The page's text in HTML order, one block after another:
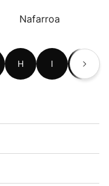
Nafarroa
H I K